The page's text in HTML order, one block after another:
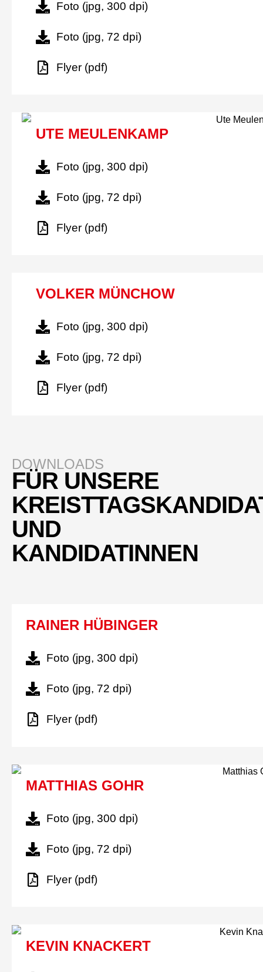
Foto (jpg, 300 dpi)
Foto (jpg, 72 dpi)
Flyer (pdf)
UTE MEULENKAMP
Foto (jpg, 300 dpi)
Foto (jpg, 72 dpi)
Flyer (pdf)
VOLKER MÜNCHOW
Foto (jpg, 300 dpi)
Foto (jpg, 72 dpi)
Flyer (pdf)
DOWNLOADS
FÜR UNSERE
UND
KANDIDATINNEN
RAINER HÜBINGER
Foto (jpg, 300 dpi)
Foto (jpg, 72 dpi)
Flyer (pdf)
MATTHIAS GOHR
Foto (jpg, 300 dpi)
Foto (jpg, 72 dpi)
Flyer (pdf)
KEVIN KNACKERT